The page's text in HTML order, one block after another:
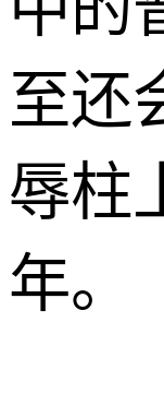
至还
辱柱
年。